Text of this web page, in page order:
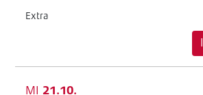
Extra
MI 21.10.